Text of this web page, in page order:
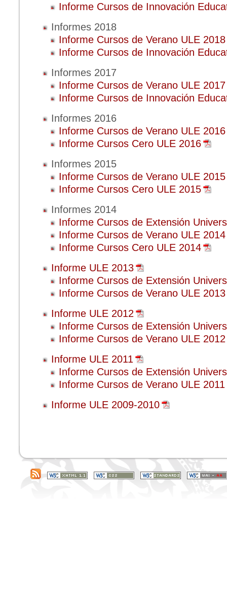
Informe Cursos de Innovación
Informes 2018
Informe Cursos de Verano ULE 2018
Informe Cursos de Innovación
Informes 2017
Informe Cursos de Verano ULE 2017
Informe Cursos de Innovación
Informes 2016
Informe Cursos de Verano ULE 2016
Informe Cursos Cero ULE 2016
Informes 2015
Informe Cursos de Verano ULE 2015
Informe Cursos Cero ULE 2015
Informes 2014
Informe Cursos de Extensión
Informe Cursos de Verano ULE 2014
Informe Cursos Cero ULE 2014
Informe ULE 2013
Informe Cursos de Extensión
Informe Cursos de Verano ULE 2013
Informe ULE 2012
Informe Cursos de Extensión
Informe Cursos de Verano ULE 2012
Informe ULE 2011
Informe Cursos de Extensión
Informe Cursos de Verano ULE 2011
Informe ULE 2009-2010